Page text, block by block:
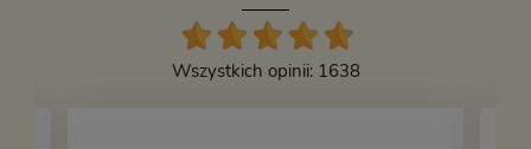
Wszystkich opinii: 1638